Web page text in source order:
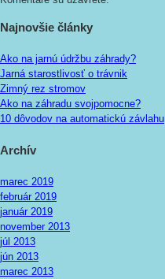
Najnovšie články
Ako na jarnú údržbu záhrady?
Jarná starostlivosť o trávnik
Zimný rez stromov
Ako na záhradu svojpomocne?
10 dôvodov na automatickú závlahu
Archív
marec 2019
február 2019
január 2019
november 2013
júl 2013
jún 2013
marec 2013